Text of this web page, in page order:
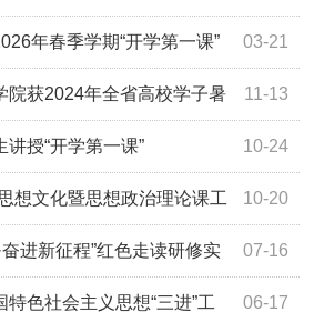
03-21
年春季学期“开学第一课”
11-13
院获2024年全省高校学子暑
优秀实践成果 10-24
授“开学第一课”
10-20
想文化暨思想政治理论课工
07-16
进新征程”红色走读研修实
06-17
色社会主义思想“三进”工